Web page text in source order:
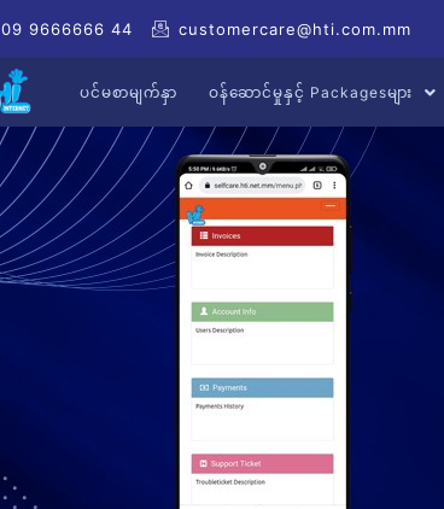
09 9666666 44 customercare@hti.com.mm
ပင်မစာမျက်နှာ ဝန်ဆောင်မှုနှင့် Packagesများ